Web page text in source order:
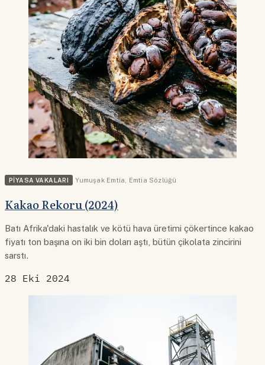
PIYASA VAKALARI Yumuşak Emtia Emtia Sözlüğü
Kakao Rekoru (2024)
Batı Afrika'daki hastalık ve kötü hava üretimi çökertince kakao
fiyatı ton başına on iki bin doları aştı, bütün çikolata zincirini
sarstı.
28 Eki 2024